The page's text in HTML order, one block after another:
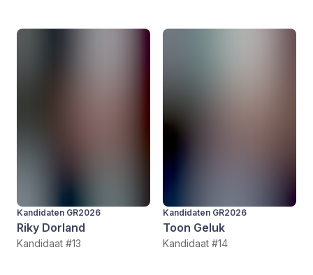
Kandidaten GR2026
Riky Dorland
Kandidaat #13
Kandidaten GR2026
Toon Geluk
Kandidaat #14